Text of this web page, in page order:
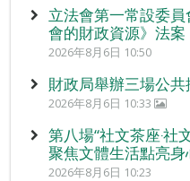
立法會第一常設委
會的財政資源》法案
2026年8月6日 10:50
財政局舉辦三場公
2026年8月6日 10:33
第八場“社文茶座‧社
聚焦文體生活點亮
2026年8月6日 10:23